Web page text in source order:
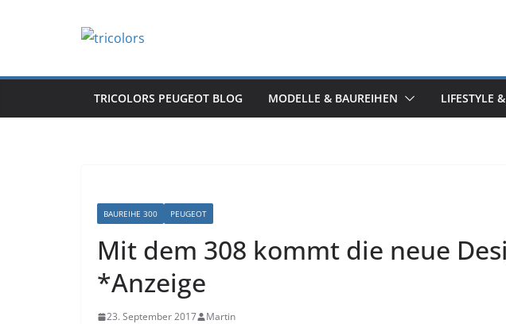
TRICOLORS PEUGEOT BLOG MODELLE & BAUREIHEN LIFESTYLE
BAUREIHE 300 PEUGEOT
Mit dem 308 kommt die neue
*Anzeige
23. September 2017 Martin